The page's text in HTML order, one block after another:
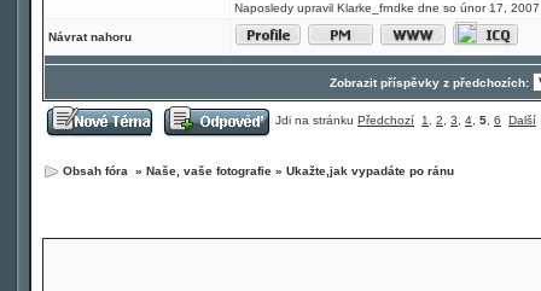
Naposledy upravil Klarke_frndke dne so únor 17,
Návrat nahoru
Zobrazit příspěvky z předchozích:
Jdi na stránku Předchozí 1 2 3 4 5 6 Další
Obsah fóra » Naše, vaše fotografie » Ukažte,jak vypadáte po ránu